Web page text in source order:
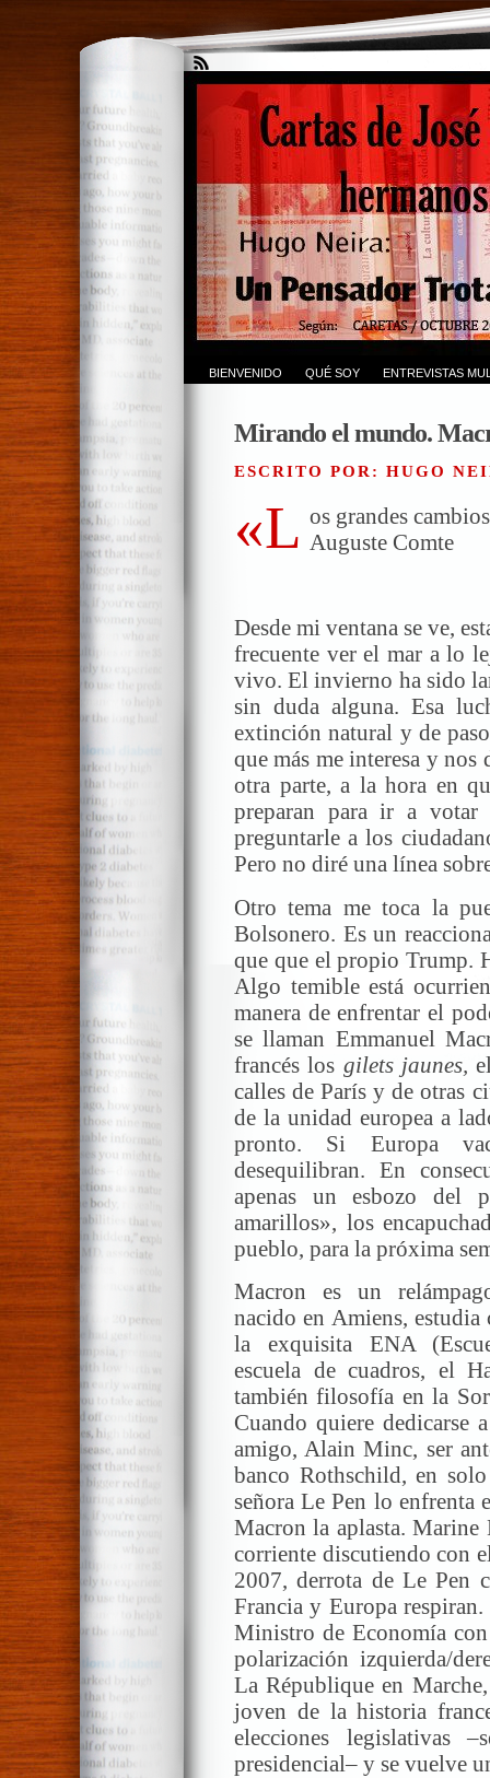
BIENVENIDO QUÉ SOY ENTREVISTAS
Mirando el mundo.
ESCRITO POR: HUGO
«L os grandes
Auguste Comte
Desde mi ventana se ve,
frecuente ver el mar a lo
vivo. El invierno ha sido
sin duda alguna. Esa
extinción natural y de
que más me interesa y nos
otra parte, a la hora en
preparan para ir a votar
preguntarle a los
Pero no diré una línea
Otro tema me toca la
Bolsonero. Es un
que que el propio Trump.
Algo temible está
manera de enfrentar el
se llaman Emmanuel
francés los gilets jaunes,
calles de París y de otras
de la unidad europea a
pronto. Si Europa
desequilibran. En
apenas un esbozo del
amarillos», los
pueblo, para la próxima
Macron es un
nacido en Amiens, estudia
la exquisita ENA
escuela de cuadros, el
también filosofía en la
Cuando quiere dedicarse
amigo, Alain Minc, ser
banco Rothschild, en
señora Le Pen lo enfrenta
Macron la aplasta. Marine
corriente discutiendo con
2007, derrota de Le Pen
Francia y Europa
Ministro de Economía
polarización izquierda/
La République en
joven de la historia
elecciones legislativas
presidencial– y se vuelve